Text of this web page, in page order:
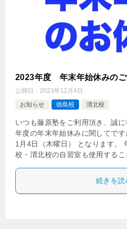
2023年度 年末年始休みの
公開日： 2023年12月4日
お知らせ
徳島校 渭北校
いつも藤原塾をご利用頂き、誠
年度の年末年始休みに関してで
1月4日（木曜日） となります。
校・渭北校の自習室も使用する
続きを読